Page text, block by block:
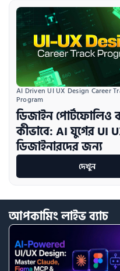
AI Driven UI UX Design Career
Program
ডিজাইন পোর্টফোলিও
কীভাবে: AI যুগের UI
ডিজাইনারদের জন্য
দেখুন
আপকামিংলাইভব্যাচ